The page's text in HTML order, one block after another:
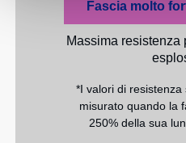
Fascia molto
Massima resistenza
*I valori di
misurato quando la
250% della sua